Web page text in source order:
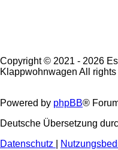
Copyright © 2021 - 2026
Klappwohnwagen All
Powered by phpBB®
Deutsche Übersetzung
Datenschutz